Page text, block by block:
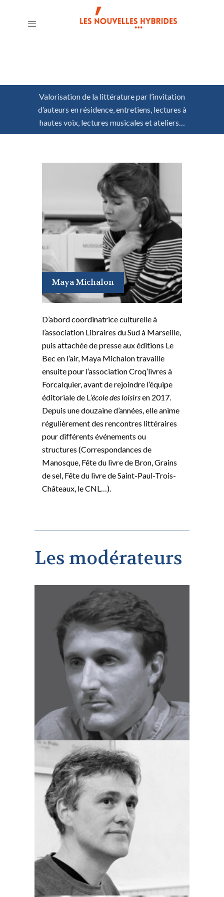
Valorisation de la littérature par l’invitation
d’auteurs en résidence, entretiens, lectures à
hautes voix, lectures musicales et ateliers…
Maya Michalon
D’abord coordinatrice culturelle à
l’association Libraires du Sud à Marseille,
puis attachée de presse aux éditions Le
Bec en l’air, Maya Michalon travaille
ensuite pour l’association Croq’livres à
Forcalquier, avant de rejoindre l’équipe
éditoriale de L’école des loisirsen 2017.
Depuis une douzaine d’années, elle anime
régulièrement des rencontres littéraires
pour différents événements ou
structures (Correspondances de
Manosque, Fête du livre de Bron, Grains
de sel, Fête du livre de Saint-Paul-Trois-
Châteaux, le CNL…).
Les modérateurs